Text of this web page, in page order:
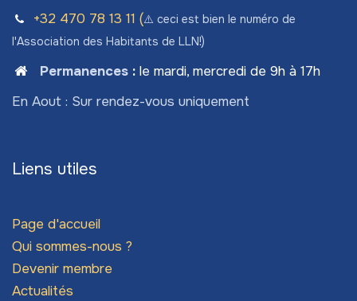
+32 470 78​ 13 11 (⚠️ ceci est bien le numéro de
l'Association des Habitants de LLN!)
Permanences: le mardi, mercredi de 9h à 17h
En Aout : Sur rendez-vous uniquement
Liens utiles
Page d'accueil
Qui sommes-nous ?
Devenir membre
Actualités